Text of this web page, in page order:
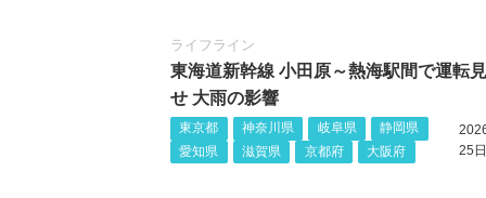
ライフライン
東海道新幹線 小田原～熱海駅間で運転
せ 大雨の影響
東京都 神奈川県 岐阜県
静岡県
愛知県
滋賀県 京都府 大阪府
25